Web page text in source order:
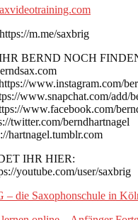
m.me/saxbrig
BERND NOCH
www.instagram.com/
www.snapchat.com/add/
www.facebook.com/
twitter.com/berndhartnagel
hartnagel.tumblr.com
IHR HIER:
youtube.com/user/saxbrig
– die Saxophonschule in